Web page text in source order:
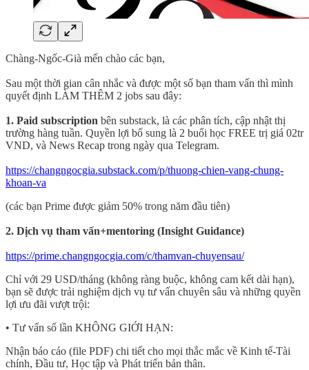
Chàng-Ngốc-Già mến chào các bạn,
Sau một thời gian cân nhắc và được một số bạn tham vấn thì mình
quyết định LÀM THÊM 2 jobs sau đây:
1. Paid subscription bên substack, là các phân tích, cập nhật thị
trường hàng tuần. Quyền lợi bổ sung là 2 buổi học FREE trị giá 02tr
VND, và News Recap trong ngày qua Telegram.
https://changngocgia.substack.com/p/thuong-chien-vang-chung-
khoan-va
(các bạn Prime được giảm 50% trong năm đầu tiên)
2. Dịch vụ tham vấn+mentoring (Insight Guidance)
https://prime.changngocgia.com/c/thamvan-chuyensau/
Chỉ với 29 USD/tháng (không ràng buộc, không cam kết dài hạn),
bạn sẽ được trải nghiệm dịch vụ tư vấn chuyên sâu và những quyền
lợi ưu đãi vượt trội:
• Tư vấn số lần KHÔNG GIỚI HẠN:
Nhận báo cáo (file PDF) chi tiết cho mọi thắc mắc về Kinh tế-Tài
chính, Đầu tư, Học tập và Phát triển bản thân.